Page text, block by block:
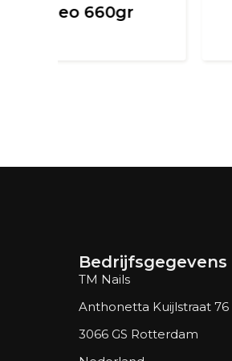
TM Nails |
Bedrijfsgegevens
TM Nails
Anthonetta Kuijlstraat 76
3066 GS Rotterdam